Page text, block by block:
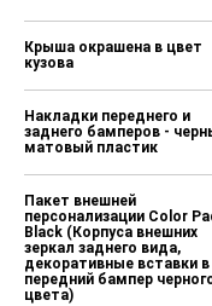
Розетка
Пакет
сидений;
функцией
Крыша окрашена в цвет
кузова
Накладки переднего и
заднего бамперов -
матовый пластик
Пакет внешней
персонализации Color
Black (Корпуса внешних
зеркал заднего вида,
декоративные вставки в
передний бампер
цвета)